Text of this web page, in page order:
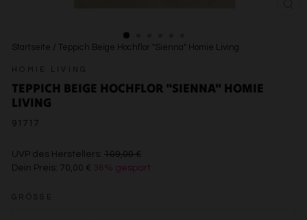
Startseite / Teppich Beige Hochflor "Sienna" Homie Living
HOMIE LIVING
TEPPICH BEIGE HOCHFLOR "SIENNA" HOMIE
LIVING
91717
UVP des Herstellers: 109,00 €€109,00
Dein Preis: 70,00 € 36% gespart
GRÖSSE